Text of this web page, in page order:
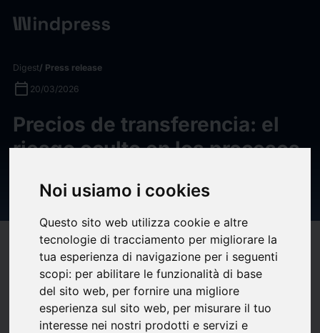
Noi usiamo i cookies
Questo sito web utilizza cookie e altre
tecnologie di tracciamento per migliorare la
tua esperienza di navigazione per i seguenti
scopi: per abilitare le funzionalità di base
del sito web, per fornire una migliore
esperienza sul sito web, per misurare il tuo
interesse nei nostri prodotti e servizi e
Digest/ Press release
calendar_today 20/03/2026
Precios de transferencia: el
riesgo oculto en los procesos
empresarial — Finreg360
Compatibility help
(0)bookmark_borderupload Share
La experiencia demuestra que muchas empresas afrontan
inspecciones de precios de transferencia sin haber definido